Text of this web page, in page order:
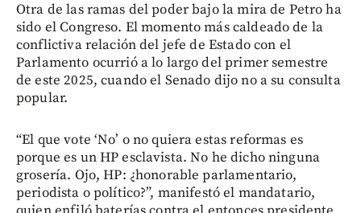
Otra de las ramas del poder bajo la mira de Petro ha
sido el Congreso. El momento más caldeado de la
conflictiva relación del jefe de Estado con el
Parlamento ocurrió a lo largo del primer semestre
de este 2025, cuando el Senado dijo no a su consulta
popular.
“El que vote ‘No’ o no quiera estas reformas es
porque es un HP esclavista. No he dicho ninguna
grosería. Ojo, HP: ¿honorable parlamentario,
periodista o político?”, manifestó el mandatario,